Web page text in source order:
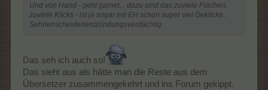
Und von Hand - geht garnet... dazu sind das zuviele Flächen,
zuviele Klicks - ist ja sogar mit EH schon super viel Geklicke..
Sehnenscheidenentzündungsverdächtig
Das seh ich auch so!
Das sieht aus als hätte man die Reste aus dem
Übersetzer zusammengekehrt und ins Forum gekippt.